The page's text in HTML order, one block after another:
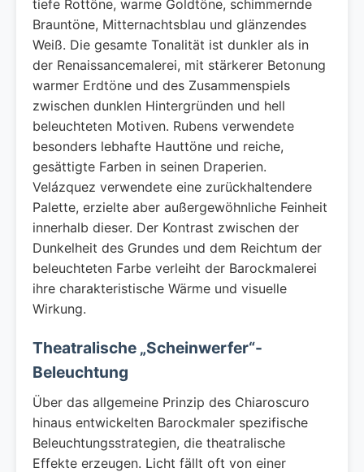
tiefe Rottöne, warme Goldtöne, schimmernde
Brauntöne, Mitternachtsblau und glänzendes
Weiß. Die gesamte Tonalität ist dunkler als in
der Renaissancemalerei, mit stärkerer Betonung
warmer Erdtöne und des Zusammenspiels
zwischen dunklen Hintergründen und hell
beleuchteten Motiven. Rubens verwendete
besonders lebhafte Hauttöne und reiche,
gesättigte Farben in seinen Draperien.
Velázquez verwendete eine zurückhaltendere
Palette, erzielte aber außergewöhnliche Feinheit
innerhalb dieser. Der Kontrast zwischen der
Dunkelheit des Grundes und dem Reichtum der
beleuchteten Farbe verleiht der Barockmalerei
ihre charakteristische Wärme und visuelle
Wirkung.
Theatralische „Scheinwerfer“-
Beleuchtung
Über das allgemeine Prinzip des Chiaroscuro
hinaus entwickelten Barockmaler spezifische
Beleuchtungsstrategien, die theatralische
Effekte erzeugen. Licht fällt oft von einer